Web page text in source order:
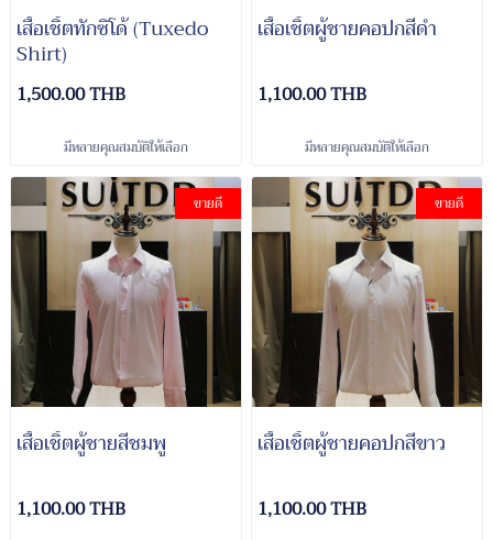
เสื้อเชิ้ตทักซิโด้ (Tuxedo
Shirt)
1,500.00 THB
มีหลายคุณสมบัติให้เลือก
เสื้อเชิ้ตผู้ชายคอปกสีดำ
1,100.00 THB
มีหลายคุณสมบัติให้เลือก
ขายดี
เสื้อเชิ้ตผู้ชายสีชมพู
1,100.00 THB
ขายดี
เสื้อเชิ้ตผู้ชายคอปกสีขาว
1,100.00 THB